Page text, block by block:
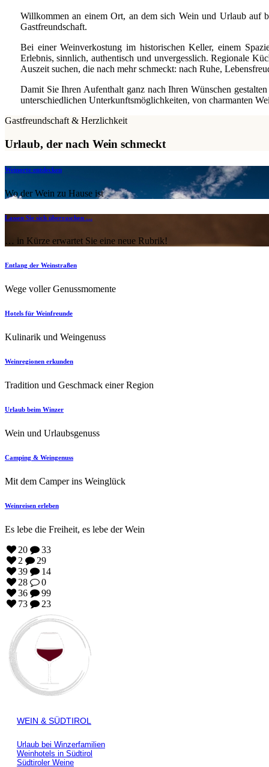
Willkommen an einem Ort, an dem sich Wein und Urlaub auf
Gastfreundschaft.
Bei einer Weinverkostung im historischen Keller, einem
Erlebnis, sinnlich, authentisch und unvergesslich. Regionale
Auszeit suchen, die nach mehr schmeckt: nach Ruhe,
Damit Sie Ihren Aufenthalt ganz nach Ihren Wünschen
unterschiedlichen Unterkunftsmöglichkeiten, von charmanten
Gastfreundschaft & Herzlichkeit
Urlaub, der nach Wein schmeckt
Weinorte entdecken
Wo der Wein zu Hause ist
Lassen Sie sich überraschen …
… in Kürze erwartet Sie eine neue Rubrik!
Entlang der Weinstraßen
Wege voller Genussmomente
Hotels für Weinfreunde
Kulinarik und Weingenuss
Weinregionen erkunden
Tradition und Geschmack einer Region
Urlaub beim Winzer
Wein und Urlaubsgenuss
Camping & Weingenuss
Mit dem Camper ins Weinglück
Weinreisen erleben
Es lebe die Freiheit, es lebe der Wein
20
33
2
29
39
14
28
0
36
99
73
23
WEIN & SÜDTIROL
Urlaub bei Winzerfamilien
Weinhotels in Südtirol
Südtiroler Weine